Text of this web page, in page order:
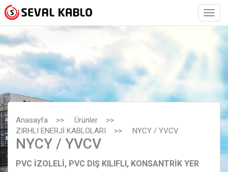
Anasayfa >> Ürünler >>
ZIRHLI ENERJİ KABLOLARI
>> NYCY / YVCV
NYCY / YVCV
PVC İZOLELİ, PVC DIŞ KILIFLI, KONSANTRİK YER